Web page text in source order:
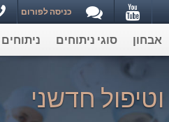
כניסה לפורום
Youtube
אבחון סוגי ניתוחים
חדשני